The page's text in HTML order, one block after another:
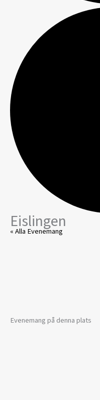
Eislingen
« Alla Evenemang
Evenemang på denna plats